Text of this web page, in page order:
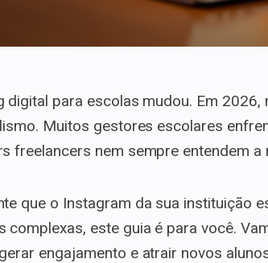
digital para escolas mudou. Em
Muitos gestores escolares
freelancers nem sempre entendem a
que o Instagram da sua instituição
complexas, este guia é para você.
engajamento e atrair novos